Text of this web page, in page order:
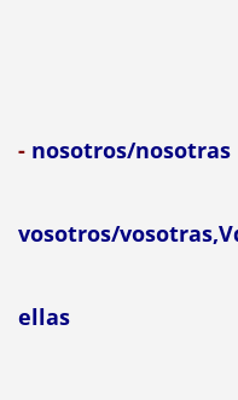
- nosotros/nosotras
vosotros/
ellas